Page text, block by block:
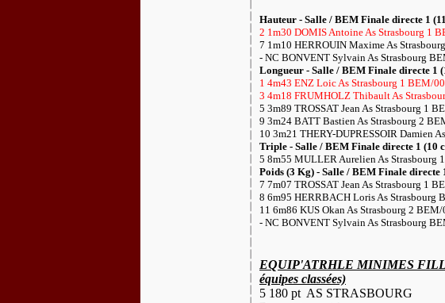
Hauteur - Salle / BEM Finale directe 1
2 1m30 DOMIS Antoine As Strasbourg 1
7 1m10 HERROUIN Maxime As
- NC BONVENT Sylvain As Strasbourg
Longueur - Salle / BEM Finale directe 1
1 4m43 ENZ Loic As Strasbourg 1 BEM/00
3 4m18 FRUMHOLZ Thibault As
5 3m89 TROSSAT Jean As Strasbourg 1
9 3m24 BATT Bastien As Strasbourg 2
10 3m21 THERY-DUPRESSOIR Damien
Triple - Salle / BEM Finale directe 1 (10
5 8m55 MULLER Aurelien As Strasbourg
Poids (3 Kg) - Salle / BEM Finale directe
7 7m07 TROSSAT Jean As Strasbourg 1
8 6m95 HERRBACH Loris As Strasbourg
11 6m86 KUS Okan As Strasbourg 2 BEM/
- NC BONVENT Sylvain As Strasbourg
EQUIP'ATRHLE MINIMES
équipes classées)
5 180 pt AS STRASBOURG